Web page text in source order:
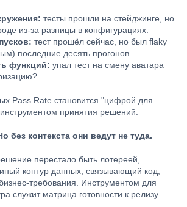
тесты прошли на стейджинге, но
из-за разницы в конфигурациях.
тест прошёл сейчас, но был flaky
последние десять прогонов.
функций: упал тест на смену аватара
Pass Rate становится "цифрой для
принятия решений.
без контекста они ведут не туда.
перестало быть лотереей,
контур данных, связывающий код,
требования. Инструментом для
служит матрица готовности к релизу.